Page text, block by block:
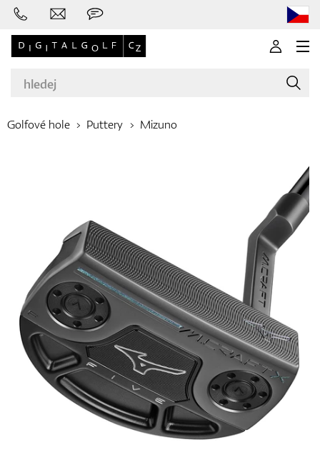
Oblečení
Boty
Rukavice
Golfové hole Puttery Mizuno